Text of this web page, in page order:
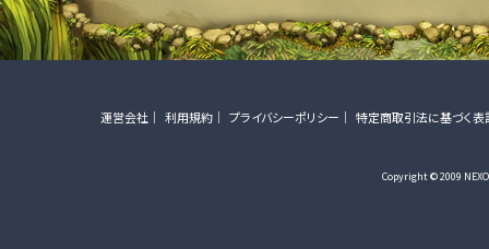
運営会社 利用規約 プライバシーポリシー 特定商取引法に基づく表
Copyright © 2009